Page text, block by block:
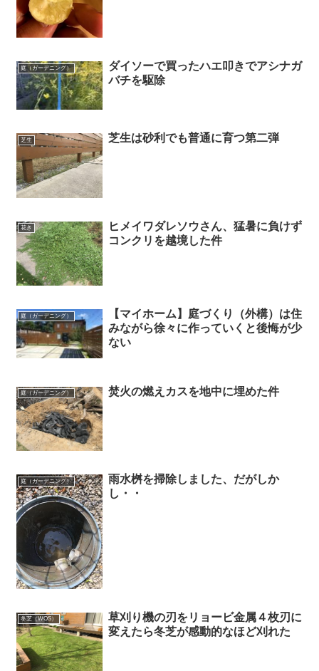
庭（ガーデニング）
ダイソーで買ったハエ叩きでアシナガ
バチを駆除
芝生 芝生は砂利でも普通に育つ第二弾
花き
ヒメイワダレソウさん、猛暑に負けず
コンクリを越境した件
庭（ガーデニング）
【マイホーム】庭づくり（外構）は住
みながら徐々に作っていくと後悔が少
ない
庭（ガーデニング） 焚火の燃えカスを地中に埋めた件
庭（ガーデニング）
雨水桝を掃除しました、だがしか
し・・
冬芝（WOS）
草刈り機の刃をリョービ金属４枚刃に
変えたら冬芝が感動的なほど刈れた